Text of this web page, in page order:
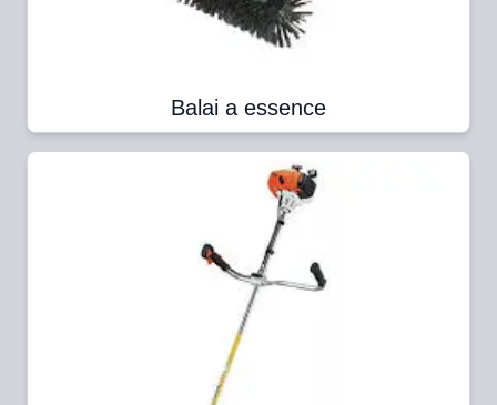
Balai a essence